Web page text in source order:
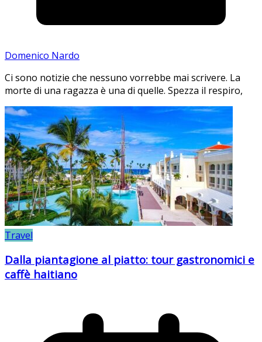
Domenico Nardo
Ci sono notizie che nessuno vorrebbe mai scrivere. La
morte di una ragazza è una di quelle. Spezza il respiro,
Travel
Dalla piantagione al piatto: tour gastronomici e
caffè haitiano